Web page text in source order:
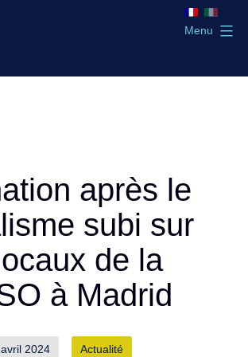
Menu
après le
subi sur
de la
à Madrid
2024
Catégorisé
Actualité